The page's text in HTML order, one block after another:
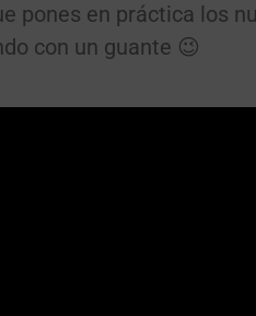
pones en práctica los
con un guante 😉